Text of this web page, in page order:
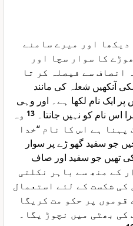
دیکھا اور میرے سامنے
کا سوار سچا اور
انصاف سے فیصلہ کر تا
آنکھیں شعلہ کی مانند
ایک نام لکھا ہے۔ اور وہی
اس نام کو نہیں جانتا۔ 13 وہ
ہے اس کا نام “خدا
جو سفید گھو ڑے پر سوار
تھیں جو سفید اور صاف
کے منھ سے باہر نکلتی
کی شکست کے لئے استعمال
قوموں پر حکو مت کریگا
کی بھٹی میں نچوڑ یگا۔